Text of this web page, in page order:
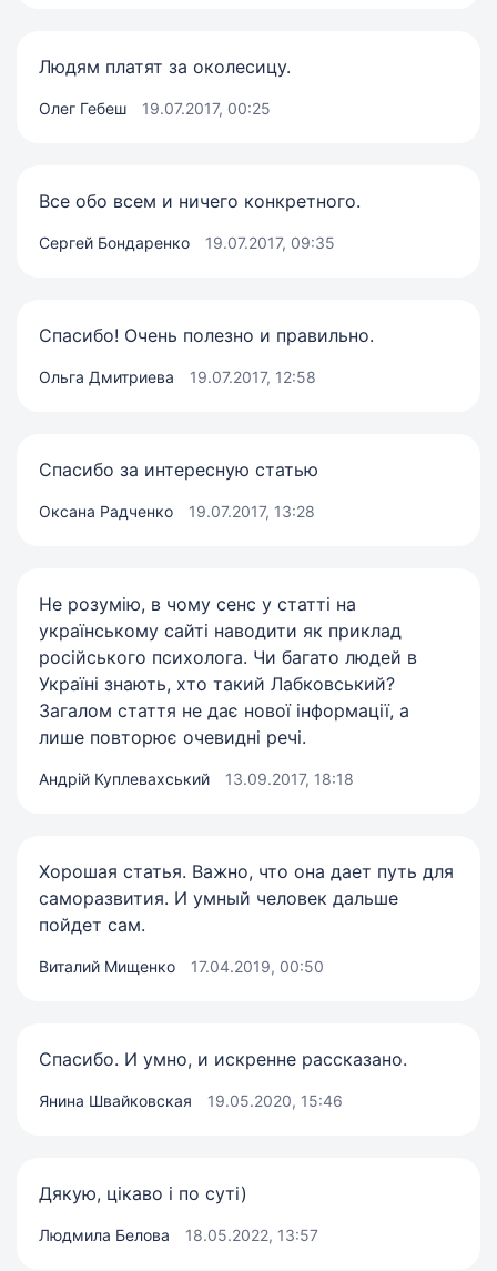
Людям платят за околесицу.
Олег Гебеш 19.07.2017, 00:25
Все обо всем и ничего конкретного.
Сергей Бондаренко 19.07.2017, 09:35
Спасибо! Очень полезно и правильно.
Ольга Дмитриева 19.07.2017, 12:58
Спасибо за интересную статью
Оксана Радченко 19.07.2017, 13:28
Не розумію, в чому сенс у статті на
українському сайті наводити як приклад
російського психолога. Чи багато людей в
Україні знають, хто такий Лабковський?
Загалом стаття не дає нової інформації, а
лише повторює очевидні речі.
Андрій Куплевахський 13.09.2017, 18:18
Хорошая статья. Важно, что она дает путь для
саморазвития. И умный человек дальше
пойдет сам.
Виталий Мищенко 17.04.2019, 00:50
Спасибо. И умно, и искренне рассказано.
Янина Швайковская 19.05.2020, 15:46
Дякую, цікаво і по суті)
Людмила Белова 18.05.2022, 13:57